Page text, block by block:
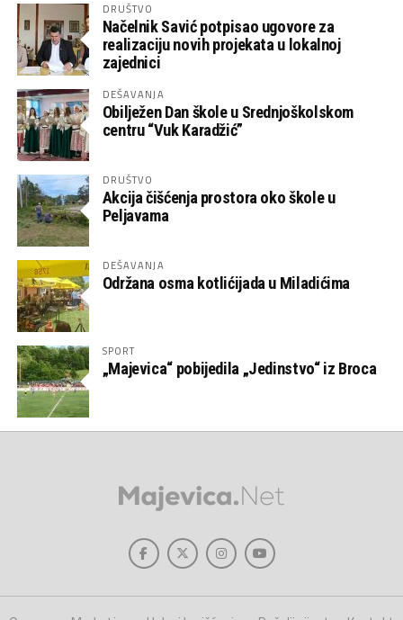
DRUŠTVO
Načelnik Savić potpisao ugovore za
realizaciju novih projekata u lokalnoj
zajednici
DEŠAVANJA
Obilježen Dan škole u Srednjoškolskom
centru “Vuk Karadžić”
DRUŠTVO
Akcija čišćenja prostora oko škole u
Peljavama
DEŠAVANJA
Održana osma kotlićijada u Miladićima
SPORT
„Majevica“ pobijedila „Jedinstvo“ iz Broca